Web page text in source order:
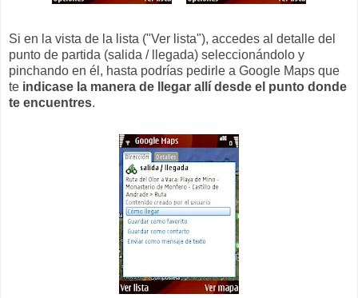
Si en la vista de la lista ("Ver lista"), accedes al detalle del
punto de partida (salida / llegada) seleccionándolo y
pinchando en él, hasta podrías pedirle a Google Maps que
te indicase la manera de llegar allí desde el punto donde
te encuentres.